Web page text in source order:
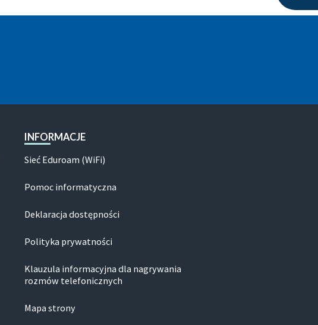
INFORMACJE
Sieć Eduroam (WiFi)
Pomoc informatyczna
Deklaracja dostępności
Polityka prywatności
Klauzula informacyjna dla nagrywania
rozmów telefonicznych
Mapa strony